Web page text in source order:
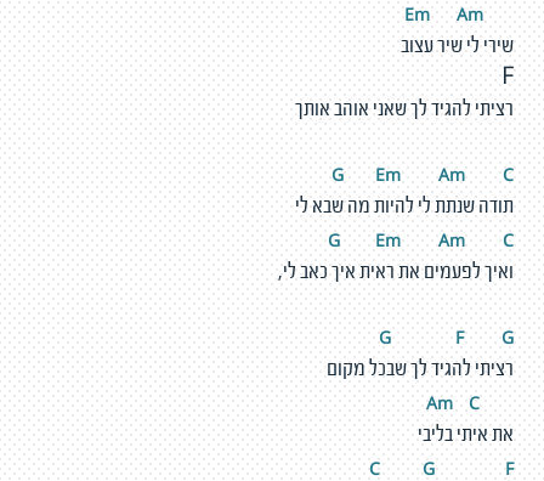
m Am
שירי לי שיר עצוב
F
רציתי להגיד לך שאני אוהב אותך
G Em Am C
תודה שנתת לי להיות מה שבא לי
G Em Am C
ואיך לפעמים את ראית איך כאב לי,
G F G
רציתי להגיד לך שבכל מקום
m C
את איתי בליבי
C G F